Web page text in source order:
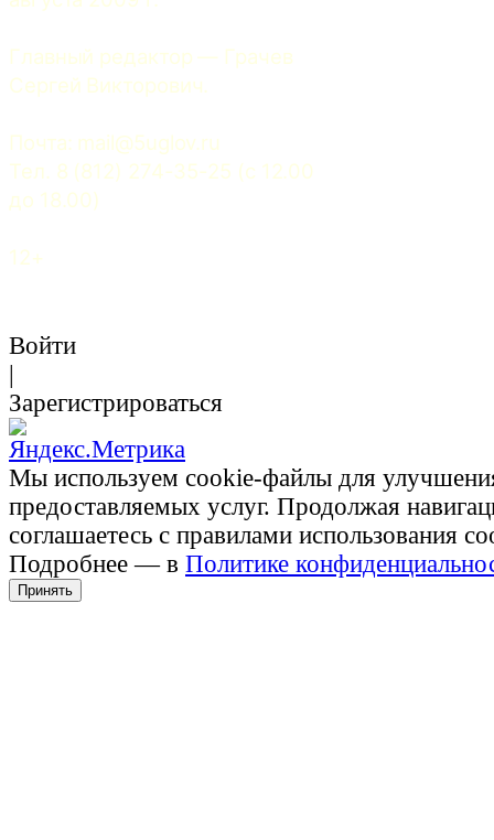
Главный редактор — Грачев
Сергей Викторович.
Почта: mail@5uglov.ru
Тел. 8 (812) 274-35-25 (c 12.00
до 18.00)
12+
Войти
|
Зарегистрироваться
Мы используем cookie-файлы для
предоставляемых услуг. Продолжая
соглашаетесь с правилами использования
Подробнее — в Политике
Принять